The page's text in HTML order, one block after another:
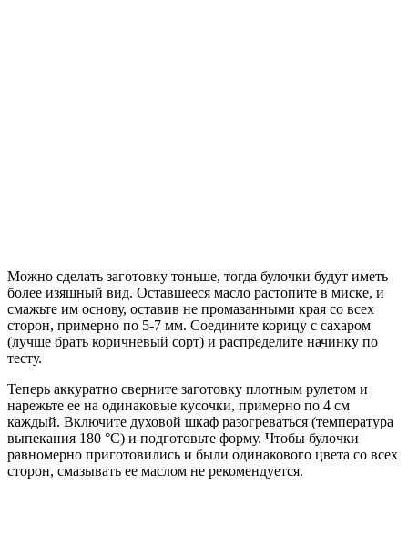
Можно сделать заготовку тоньше, тогда булочки будут иметь
более изящный вид. Оставшееся масло растопите в миске, и
смажьте им основу, оставив не промазанными края со всех
сторон, примерно по 5-7 мм. Соедините корицу с сахаром
(лучше брать коричневый сорт) и распределите начинку по
тесту.
Теперь аккуратно сверните заготовку плотным рулетом и
нарежьте ее на одинаковые кусочки, примерно по 4 см
каждый. Включите духовой шкаф разогреваться (температура
выпекания 180 °C) и подготовьте форму. Чтобы булочки
равномерно приготовились и были одинакового цвета со всех
сторон, смазывать ее маслом не рекомендуется.